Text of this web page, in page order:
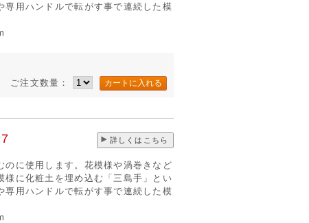
専用ハンドルで転がす事で連続した模
ご注文数量：
詳しくはこちら
に使用します。花模様や渦巻きなど
様に化粧土を埋め込む「三島手」とい
専用ハンドルで転がす事で連続した模